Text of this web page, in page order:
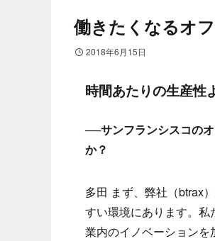
働きたくなるオ
2018年6月15日
時間あたりの生産性
──サンフランシスコの
か？
多田 まず、弊社（btrax
すい環境にあります。
業内のイノベーション